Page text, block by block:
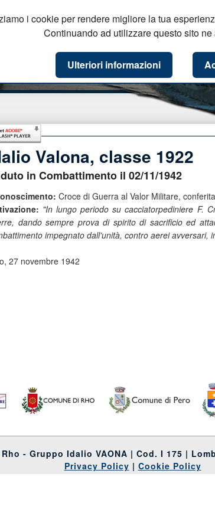
Valona, classe 1922
in Combattimento il 02/11/1942
Croce di Guerra al Valor Militare,
"In lungo periodo su cacciatorpediniere F.
dando sempre prova di spirito di sacrificio ed
impegnato dall'unità, contro aerei avversari,
27 novembre 1942
- Gruppo Idalio VAONA | Cod. I 175 |
Privacy Policy | Cookie Policy
i cookie per rendere migliore la tua
Continuando ad utilizzare questo sito
Ulteriori informazioni